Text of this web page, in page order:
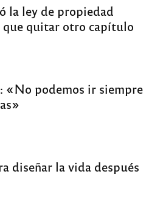
la ley de propiedad
quitar otro capítulo
«No podemos ir siempre
diseñar la vida después